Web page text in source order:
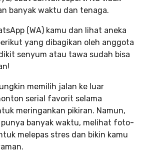
banyak waktu dan tenaga.
(WA) kamu dan lihat aneka
yang dibagikan oleh anggota
senyum atau tawa sudah bisa
memilih jalan ke luar
serial favorit selama
meringankan pikiran. Namun,
punya banyak waktu, melihat foto-
melepas stres dan bikin kamu